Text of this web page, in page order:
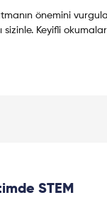
önemini
sizinle. Keyifli
STEM